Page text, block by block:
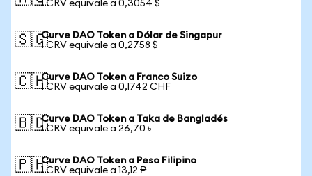
1 CRV equivale a 0,3054 $
🇸🇬Curve DAO Token a Dólar de Singapur
1 CRV equivale a 0,2758 $
🇨🇭Curve DAO Token a Franco Suizo
1 CRV equivale a 0,1742 CHF
🇧🇩Curve DAO Token a Taka de Bangladés
1 CRV equivale a 26,70 ৳
🇵🇭Curve DAO Token a Peso Filipino
1 CRV equivale a 13,12 ₱